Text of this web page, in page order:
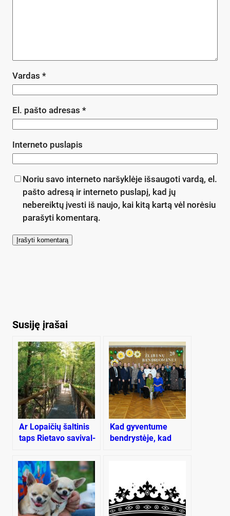
Vardas *
El. pašto adresas *
Interneto puslapis
Noriu savo interneto naršyklėje išsaugoti vardą, el.
pašto adresą ir interneto puslapį, kad jų
nebereiktų įvesti iš naujo, kai kitą kartą vėl norėsiu
parašyti komentarą.
Susiję įrašai
Ar Lo­pai­čių šal­ti­nis
taps Rie­ta­vo sa­vi­val­
Kad gyventume
bendrystėje, kad